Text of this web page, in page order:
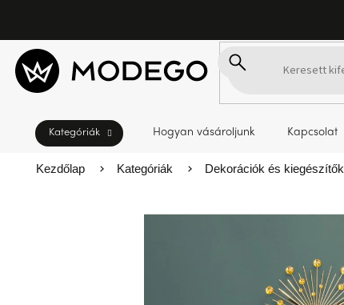
fő
tartalomhoz
Hogyan vásároljunk Kapcsolat
Kezdőlap Kategóriák Dekorációk és kiegészítők